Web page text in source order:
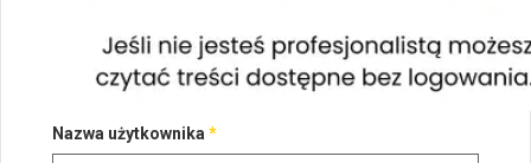
Nazwa użytkownika *